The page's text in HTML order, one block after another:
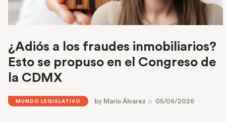
¿Adiós a los fraudes inmobiliarios?
Esto se propuso en el Congreso de
la CDMX
MUNDO LEGISLATIVO by Mario Álvarez 05/06/2026